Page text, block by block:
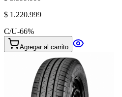
$ 1.220.999
C/U-66%
Agregar al carrito